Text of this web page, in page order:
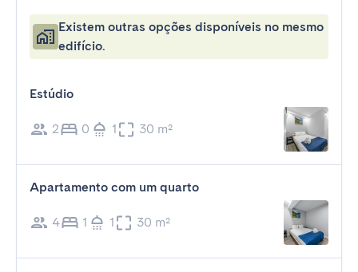
Existem outras opções disponíveis no mesmo
edifício.
Estúdio
2 0 1 30 m²
Apartamento com um quarto
4 1 1 30 m²